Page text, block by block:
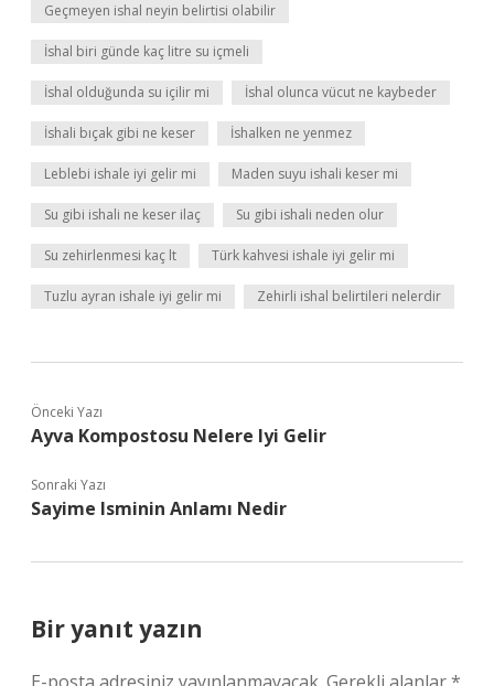
Geçmeyen ishal neyin belirtisi olabilir
İshal biri günde kaç litre su içmeli
İshal olduğunda su içilir mi İshal olunca vücut ne kaybeder
İshali bıçak gibi ne keser İshalken ne yenmez
Leblebi ishale iyi gelir mi Maden suyu ishali keser mi
Su gibi ishali ne keser ilaç Su gibi ishali neden olur
Su zehirlenmesi kaç lt Türk kahvesi ishale iyi gelir mi
Tuzlu ayran ishale iyi gelir mi Zehirli ishal belirtileri nelerdir
Önceki Yazı
Ayva Kompostosu Nelere Iyi Gelir
Sonraki Yazı
Sayime Isminin Anlamı Nedir
Bir yanıt yazın